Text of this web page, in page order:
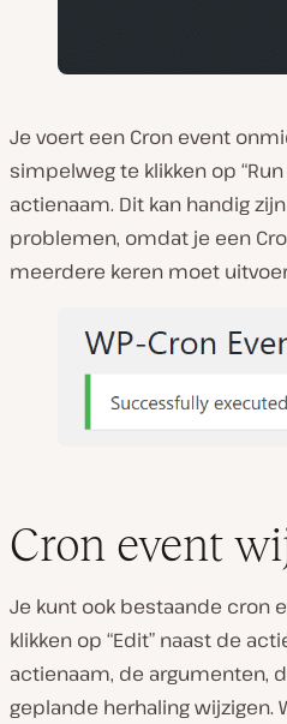
Je voert een Cron event
simpelweg te klikken op
actienaam. Dit kan handig
problemen, omdat je een
meerdere keren moet
Cron event
Je kunt ook bestaande cron
klikken op “Edit” naast de
actienaam, de argumenten,
geplande herhaling wijzigen.